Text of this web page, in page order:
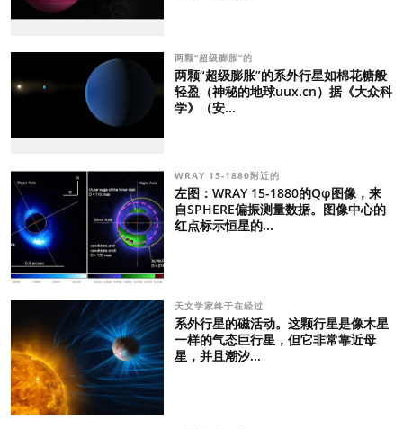
两颗“超级膨胀”的
两颗“超级膨胀”的系外行星如棉花糖般
轻盈（神秘的地球uux.cn）据《大众科
学》（安...
WRAY 15-1880附近的
左图：WRAY 15-1880的Qφ图像，来
自SPHERE偏振测量数据。图像中心的
红点标示恒星的...
天文学家终于在经过
系外行星的磁活动。这颗行星是像木星
一样的气态巨行星，但它非常靠近母
星，并且潮汐...